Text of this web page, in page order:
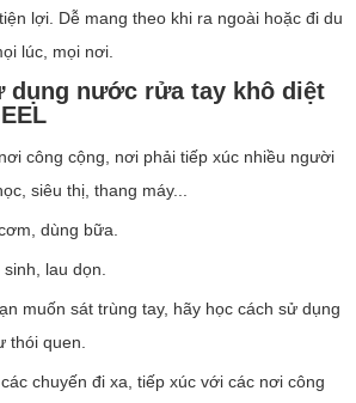
lợi. Dễ mang theo khi ra ngoài hoặc đi du
lúc, mọi nơi.
dụng nước rửa tay khô diệt
công cộng, nơi phải tiếp xúc nhiều người
siêu thị, thang máy...
dùng bữa.
lau dọn️.
muốn sát trùng tay, hãy học cách sử dụng
thói quen.
chuyến đi xa, tiếp xúc với các nơi công